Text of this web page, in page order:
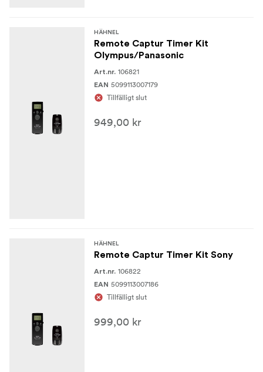
HÄHNEL
Remote Captur Timer Kit
Olympus/Panasonic
Art.nr. 106821
EAN 5099113007179
Tillfälligt slut
949,00 kr
HÄHNEL
Remote Captur Timer Kit Sony
Art.nr. 106822
EAN 5099113007186
Tillfälligt slut
999,00 kr